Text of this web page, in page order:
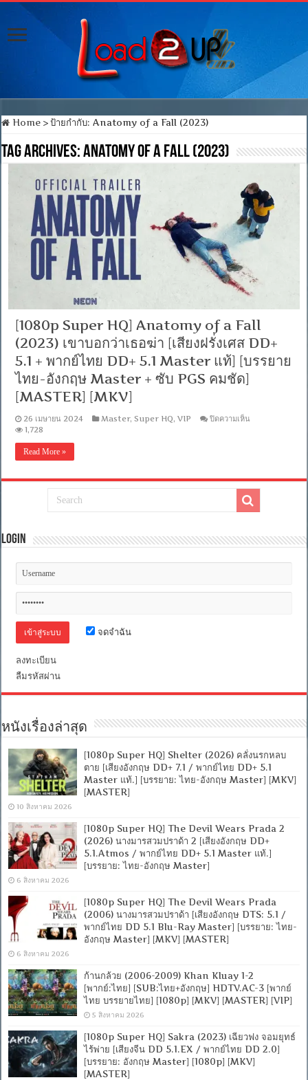
Home > ป้ายกำกับ:Anatomy of a Fall (2023)
Tag Archives:Anatomy of a Fall (2023)
[1080p Super HQ] Anatomy of a Fall
(2023) เขาบอกว่าเธอฆ่า [เสียงฝรั่งเศส DD+
5.1 + พากย์ไทย DD+ 5.1 Master แท้] [บรรยาย
ไทย-อังกฤษ Master + ซับ PGS คมชัด]
[MASTER] [MKV]
26 เมษายน 2024 Master,Super HQ,VIP ปิดความเห็น
a
(2023)
เขา
เธอ
DD+
Master
PGS
คม
ชัด]
1,728
Read More »
Login
จดจำฉัน
ลงทะเบียน
ลืมรหัสผ่าน
หนังเรื่องล่าสุด
[1080p Super HQ] Shelter (2026) คลั่งนรกหลบ
ตาย [เสียงอังกฤษ DD+ 7.1 / พากย์ไทย DD+ 5.1
Master แท้.] [บรรยาย: ไทย-อังกฤษ Master] [MKV]
[MASTER]
10 สิงหาคม 2026
[1080p Super HQ] The Devil Wears Prada 2
(2026) นางมารสวมปราด้า 2 [เสียงอังกฤษ DD+
5.1.Atmos / พากย์ไทย DD+ 5.1 Master แท้.]
[บรรยาย: ไทย-อังกฤษ Master]
6 สิงหาคม 2026
[1080p Super HQ] The Devil Wears Prada
(2006) นางมารสวมปราด้า [เสียงอังกฤษ DTS: 5.1 /
พากย์ไทย DD 5.1 Blu-Ray Master] [บรรยาย: ไทย-
อังกฤษ Master] [MKV] [MASTER]
6 สิงหาคม 2026
ก้านกล้วย (2006-2009) Khan Kluay 1-2
[พากย์:ไทย] [SUB:ไทย+อังกฤษ] HDTV.AC-3 [พากย์
ไทย บรรยายไทย] [1080p] [MKV] [MASTER] [VIP]
5 สิงหาคม 2026
[1080p Super HQ] Sakra (2023) เฉียวฟง จอมยุทธ์
ไร้พ่าย [เสียงจีน DD 5.1.EX / พากย์ไทย DD 2.0]
[บรรยาย: อังกฤษ Master] [1080p] [MKV]
[MASTER]